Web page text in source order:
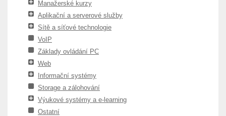
Manažerské kurzy
Aplikační a serverové služby
Sítě a síťové technologie
VoIP
Základy ovládání PC
Web
Informační systémy
Storage a zálohování
Výukové systémy a e-learning
Ostatní